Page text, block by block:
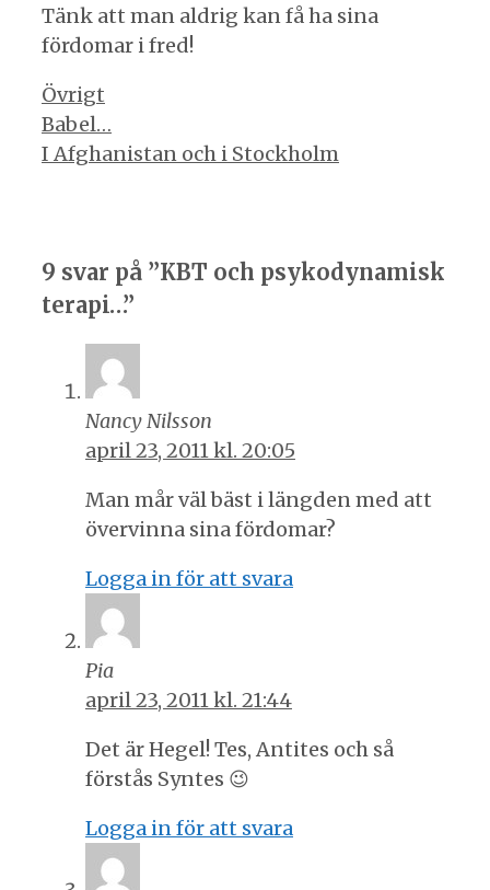
Tänk att man aldrig kan få ha sina
fördomar i fred!
Kategorier
Övrigt
Inläggsnavigering
Babel…
I Afghanistan och i Stockholm
9 svar på ”KBT och psykodynamisk
terapi…”
Nancy Nilsson
april 23, 2011 kl. 20:05
Man mår väl bäst i längden med att
övervinna sina fördomar?
Logga in för att svara
Pia
april 23, 2011 kl. 21:44
Det är Hegel! Tes, Antites och så
förstås Syntes 😉
Logga in för att svara